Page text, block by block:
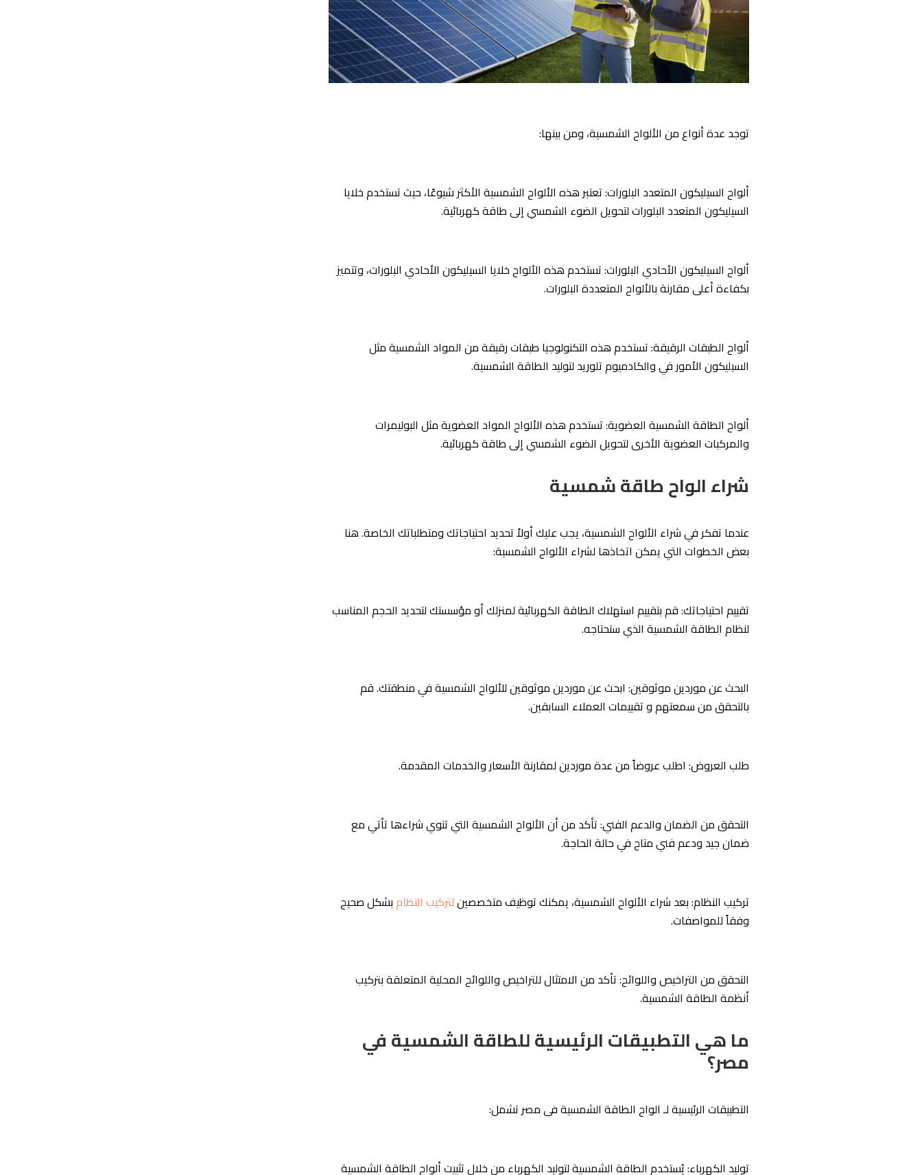
توجد عدة أنواع من الألواح الشمسية، ومن بينها:
ألواح السيليكون المتعدد البلورات: تعتبر هذه الألواح الشمسية الأكثر شيوعًا، حيث تستخدم خلايا
السيليكون المتعدد البلورات لتحويل الضوء الشمسي إلى طاقة كهربائية.
ألواح السيليكون الأحادي البلورات: تستخدم هذه الألواح خلايا السيليكون الأحادي البلورات، وتتميز
بكفاءة أعلى مقارنة بالألواح المتعددة البلورات.
ألواح الطبقات الرقيقة: تستخدم هذه التكنولوجيا طبقات رقيقة من المواد الشمسية مثل
السيليكون الأمور في والكادميوم تلوريد لتوليد الطاقة الشمسية.
ألواح الطاقة الشمسية العضوية: تستخدم هذه الألواح المواد العضوية مثل البوليمرات
والمركبات العضوية الأخرى لتحويل الضوء الشمسي إلى طاقة كهربائية.
شراء الواح طاقة شمسية
عندما تفكر في شراء الألواح الشمسية، يجب عليك أولاً تحديد احتياجاتك ومتطلباتك الخاصة. هنا
بعض الخطوات التي يمكن اتخاذها لشراء الألواح الشمسية:
تقييم احتياجاتك: قم بتقييم استهلاك الطاقة الكهربائية لمنزلك أو مؤسستك لتحديد الحجم المناسب
لنظام الطاقة الشمسية الذي ستحتاجه.
البحث عن موردين موثوقين: ابحث عن موردين موثوقين للألواح الشمسية في منطقتك. قم
بالتحقق من سمعتهم و تقييمات العملاء السابقين.
طلب العروض: اطلب عروضاً من عدة موردين لمقارنة الأسعار والخدمات المقدمة.
التحقق من الضمان والدعم الفني: تأكد من أن الألواح الشمسية التي تنوي شراءها تأتي مع
ضمان جيد ودعم فني متاح في حالة الحاجة.
تركيب النظام: بعد شراء الألواح الشمسية، يمكنك توظيف متخصصينلتركيب النظام بشكل صحيح
وفقاً للمواصفات.
التحقق من التراخيص واللوائح: تأكد من الامتثال للتراخيص واللوائح المحلية المتعلقة بتركيب
أنظمة الطاقة الشمسية.
ما هي التطبيقات الرئيسية للطاقة الشمسية في
مصر؟
التطبيقات الرئيسية لـ الواح الطاقة الشمسية فى مصر تشمل:
توليد الكهرباء: يُستخدم الطاقة الشمسية لتوليد الكهرباء من خلال تثبيت ألواح الطاقة الشمسية